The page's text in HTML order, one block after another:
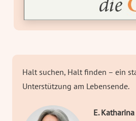
Halt suchen, Halt finden – ein
Unterstützung am Lebensende.
E.